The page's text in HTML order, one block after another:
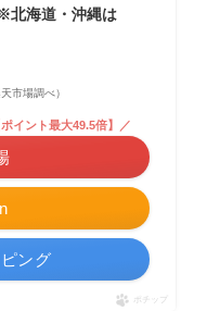
北海道・沖縄は
市場調べ）
イント最大49.5倍】／
ング
ポチップ